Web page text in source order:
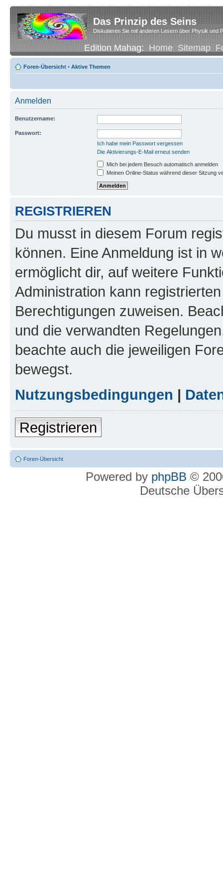
Das Prinzip des Seins
Diskutieren Sie mit anderen Lesern über Physik und
Edition Mahag:Home Sitemap
Foren-Übersicht • Aktive Themen
Anmelden
Benutzername:
Passwort:
Ich habe mein Passwort vergessen
Die Aktivierungs-E-Mail erneut senden
Mich bei jedem Besuch automatisch anmelden
Meinen Online-Status während dieser Sitzung
REGISTRIEREN
Du musst in diesem Forum
können. Eine Anmeldung ist in
ermöglicht dir, auf weitere
Administration kann
Berechtigungen zuweisen.
und die verwandten
beachte auch die jeweiligen
bewegst.
Nutzungsbedingungen |
Registrieren
Foren-Übersicht
Powered by phpBB ©
Deutsche